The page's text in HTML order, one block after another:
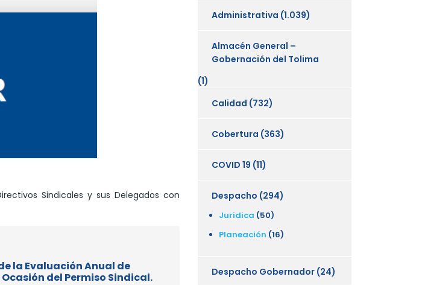
Sindicales y sus Delegados con
la Evaluación Anual de
del Permiso Sindical.
Administrativa (1.039)
Almacén General –
Gobernación del Tolima
(1)
Calidad (732)
Cobertura (363)
COVID 19 (11)
Despacho (294)
Juridica (50)
Planeación (16)
Despacho Gobernador (24)